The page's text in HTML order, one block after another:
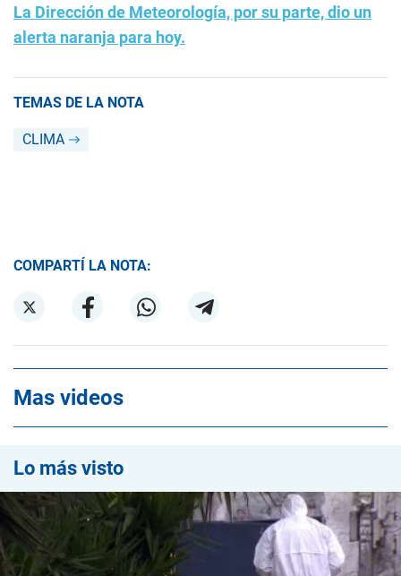
La Dirección de Meteorología, por su parte, dio un
alerta naranja para hoy.
TEMAS DE LA NOTA
CLIMA
COMPARTÍ LA NOTA:
Mas videos
Lo más visto